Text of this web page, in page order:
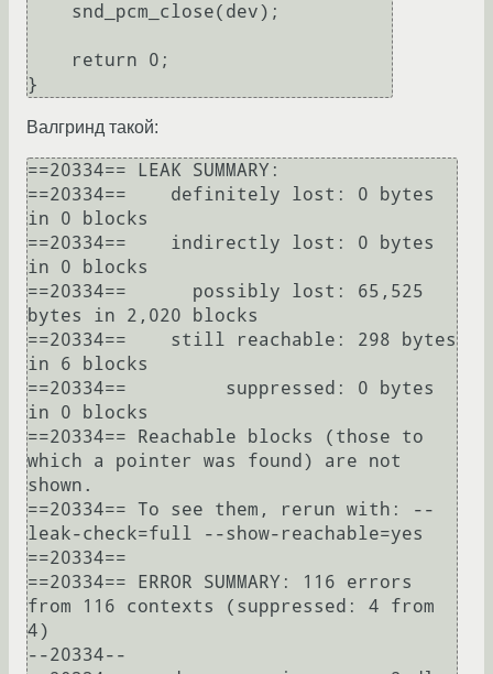
}
Валгринд такой:
==20334== LEAK SUMMARY:
==20334==    definitely lost: 0 bytes
in 0 blocks
==20334==    indirectly lost: 0 bytes
in 0 blocks
==20334==      possibly lost: 65,525
bytes in 2,020 blocks
==20334==    still reachable: 298 bytes
in 6 blocks
==20334==         suppressed: 0 bytes
in 0 blocks
==20334== Reachable blocks (those to
which a pointer was found) are not
shown.
==20334== To see them, rerun with: --
leak-check=full --show-reachable=yes
==20334==
==20334== ERROR SUMMARY: 116 errors
from 116 contexts (suppressed: 4 from
4)
--20334--